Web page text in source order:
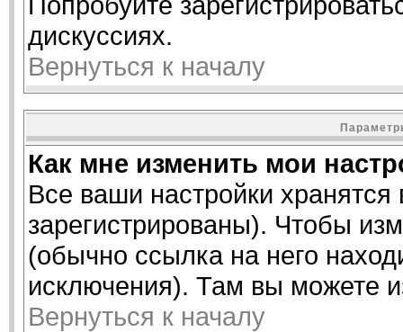
дискуссиях.
Вернуться к началу
Как мне изменить мои
Все ваши настройки
зарегистрированы). Чтобы
(обычно ссылка на него
исключения). Там вы можете
Вернуться к началу